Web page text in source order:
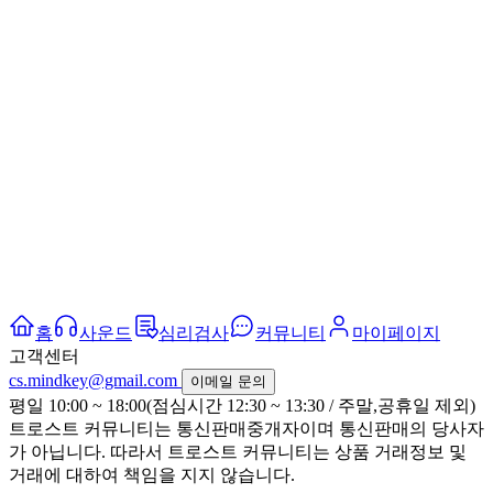
홈 사운드 심리검사 커뮤니티
마이페이지
고객센터
cs.mindkey@gmail.com
이메일 문의
평일 10:00 ~ 18:00(점심시간 12:30 ~ 13:30 / 주말,공휴일 제외)
트로스트 커뮤니티는 통신판매중개자이며 통신판매의 당사자
가 아닙니다. 따라서 트로스트 커뮤니티는 상품 거래정보 및
거래에 대하여 책임을 지지 않습니다.